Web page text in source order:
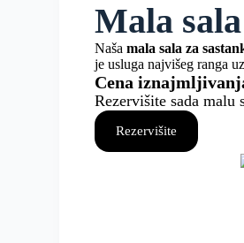
Mala
Našamala sala za
je usluga najvišeg ranga
Cena
Rezervišite sada
Rezervišite